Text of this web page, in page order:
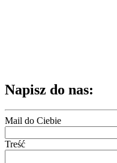
Napisz do nas:
Mail do Ciebie
Treść